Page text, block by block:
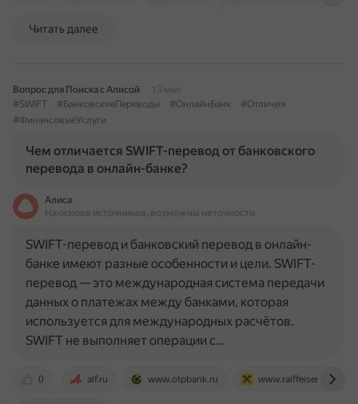
Читать далее
Вопрос для Поиска с Алисой
13 мая
#SWIFT
#БанковскиеПереводы #ОнлайнБанк
#Отличия
#ФинансовыеУслуги
Чем отличается SWIFT-перевод от банковского
перевода в онлайн-банке?
Алиса
На основе источников, возможны неточности
0 aif.ru www.otpbank.ru www.raiffeisen.ru
SWIFT-перевод и банковский перевод в онлайн-
банке имеют разные особенности и цели. SWIFT-
перевод — это международная система передачи
данных о платежах между банками, которая
используется для международных расчётов.
SWIFT не выполняет операции с…